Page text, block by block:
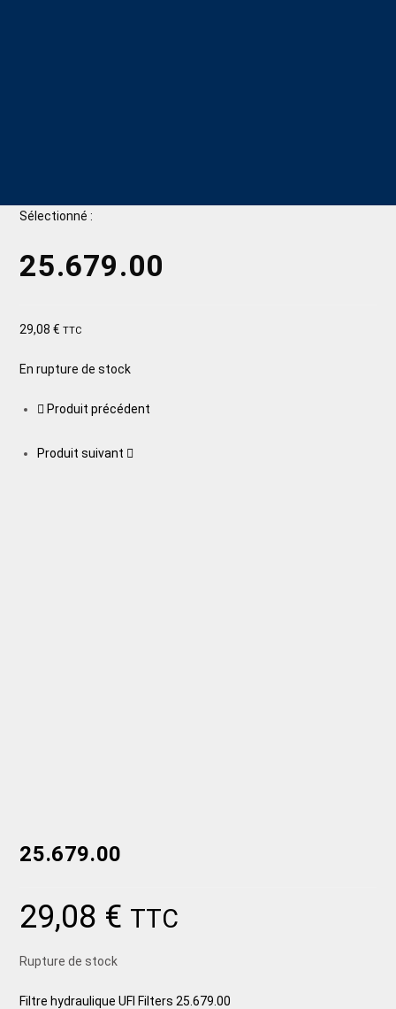
Sélectionné :
25.679.00
29,08€ TTC
En rupture de stock
Produit précédent
Produit suivant
25.679.00
29,08 € TTC
Rupture de stock
Filtre hydraulique UFI Filters 25.679.00